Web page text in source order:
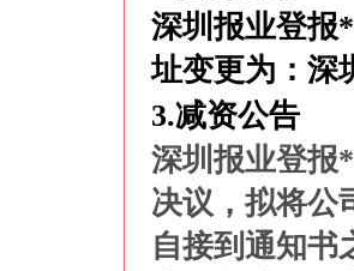
深圳报业登
址变更为：深
3.减资公告
深圳报业登
决议，拟将公
自接到通知书